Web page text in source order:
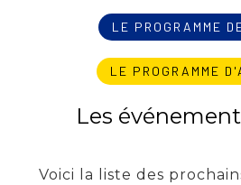
LE PROGRAMME
LE PROGRAMME
Les
Voici la liste des